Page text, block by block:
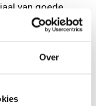
Over
van goede
is belangrijk bij